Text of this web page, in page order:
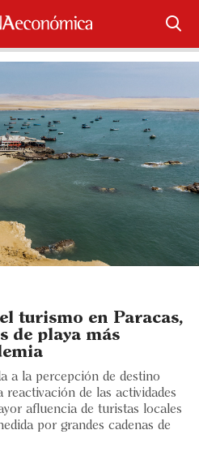
turismo en Paracas,
de playa más
a la percepción de destino
reactivación de las actividades
afluencia de turistas locales
por grandes cadenas de